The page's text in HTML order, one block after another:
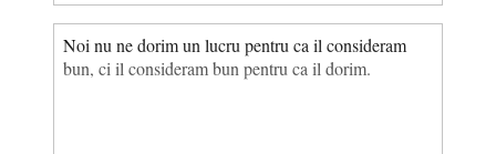
Noi nu ne dorim un lucru pentru ca il consideram
bun, ci il consideram bun pentru ca il dorim.